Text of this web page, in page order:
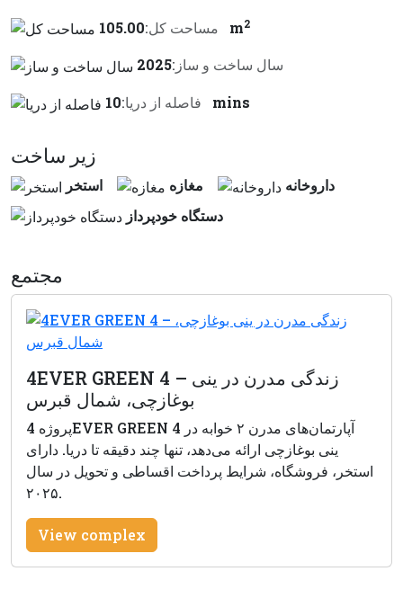
مساحت کل: 105.00 m2
سال ساخت و ساز:2025
فاصله از دريا:
10 mins
زير ساخت
استخر مغازه
داروخانه
دستگاه خودپرداز
مجتمع
4EVER GREEN 4 – زندگی مدرن در ینی
بوغازچی، شمال قبرس
پروژه 4EVER GREEN 4 آپارتمان‌های مدرن ۲ خوابه در
ینی بوغازچی ارائه می‌دهد، تنها چند دقیقه تا دریا. دارای
استخر، فروشگاه، شرایط پرداخت اقساطی و تحویل در سال
۲۰۲۵.
View complex